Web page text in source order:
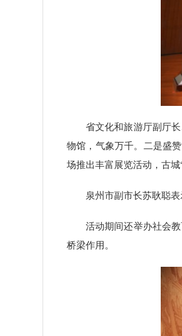
省文化和旅游厅副厅
物馆，气象万千。二是盛
场推出丰富展览活动，古
泉州市副市长苏耿聪
活动期间还举办社会
桥梁作用。